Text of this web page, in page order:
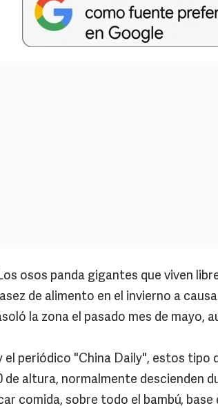
osos panda gigantes que viven
de alimento en el invierno a
la zona el pasado mes de mayo,
el periódico "China Daily", estos tipo
de altura, normalmente descienden
comida, sobre todo el bambú, base